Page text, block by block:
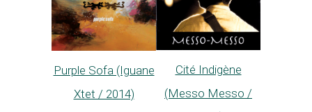
Purple Sofa (Iguane
Xtet / 2014)
Cité Indigène
(Messo Messo /